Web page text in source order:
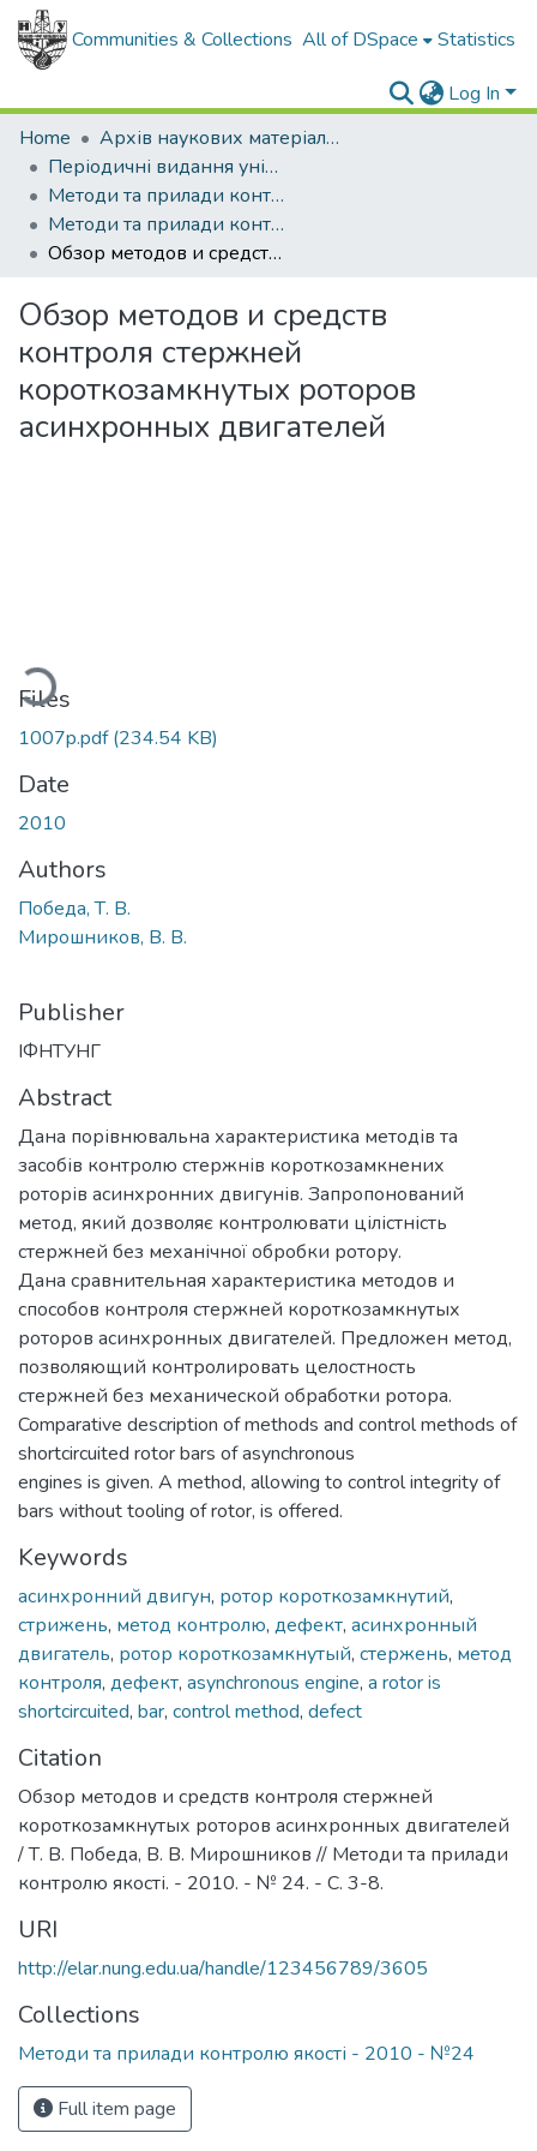
Communities & Collections All of DSpace Statistics
Log In
Home
Архів наукових матеріалів
Періодичні видання університету
Методи та прилади контролю якості
Методи та прилади контролю якості - 2010 - №24
Обзор методов и средств контроля стержней короткозамкнутых роторов асинхронных двигателей
Обзор методов и средств
контроля стержней
короткозамкнутых роторов
асинхронных двигателей
Files
1007p.pdf(234.54 KB)
Date
2010
Authors
Победа, Т. В.
Мирошников, В. В.
Publisher
ІФНТУНГ
Abstract
Дана порівнювальна характеристика методів та
засобів контролю стержнів короткозамкнених
роторів асинхронних двигунів. Запропонований
метод, який дозволяє контролювати цілістність
стержней без механічної обробки ротору.
Дана сравнительная характеристика методов и
способов контроля стержней короткозамкнутых
роторов асинхронных двигателей. Предложен метод,
позволяющий контролировать целостность
стержней без механической обработки ротора.
Comparative description of methods and control methods of
shortcircuited rotor bars of asynchronous
engines is given. A method, allowing to control integrity of
bars without tooling of rotor, is offered.
Keywords
асинхронний двигун, ротор короткозамкнутий,
стрижень, метод контролю, дефект, асинхронный
двигатель, ротор короткозамкнутый, стержень, метод
контроля, дефект, asynchronous engine, a rotor is
shortcircuited, bar, control method, defect
Citation
Обзор методов и средств контроля стержней
короткозамкнутых роторов асинхронных двигателей
/ Т. В. Победа, В. В. Мирошников // Методи та прилади
контролю якості. - 2010. - № 24. - С. 3-8.
URI
http://elar.nung.edu.ua/handle/123456789/3605
Collections
Методи та прилади контролю якості - 2010 - №24
Full item page